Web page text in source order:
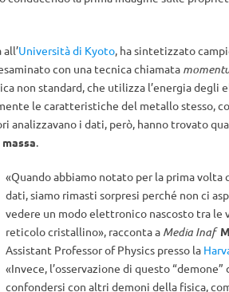
Università di Kyoto, ha sintetizzato
con una tecnica chiamata
non standard, che utilizza l’energia degli
le caratteristiche del metallo stesso,
analizzavano i dati, però, hanno trovato
.
«Quando abbiamo notato per la prima volta
dati, siamo rimasti sorpresi perché non ci
vedere un modo elettronico nascosto tra le
reticolo cristallino», racconta a Media Inaf
Assistant Professor of Physics presso la
«Invece, l’osservazione di questo “demone”
confondersi con altri demoni della fisica,